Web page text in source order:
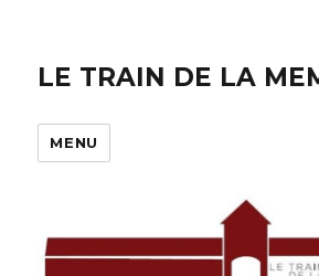
LE TRAIN DE LA
MENU